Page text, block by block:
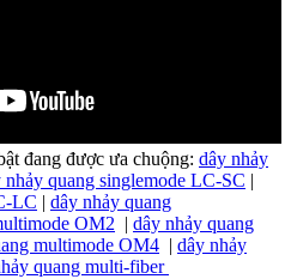
đang được ưa chuộng: dây nhảy
nhảy quang singlemode LC-SC |
LC | dây nhảy quang
OM2 | dây nhảy quang
multimode OM4 | dây nhảy
quang multi-fiber